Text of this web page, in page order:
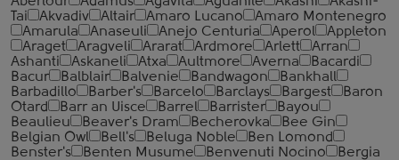
Tai
Akvadiv Altair Amaro Lucano
Amaro Montenegro
Amarula
Anaseuli Anejo Centuria Aperol
Appleton
Araget
Aragveli Ararat Ardmore Arlett
Arran
Ashanti
Askaneli Atxa Aultmore Averna
Bacardi
Bacur
Balblair Balvenie Bandwagon
Bankhall
Barbadillo
Barber's Barcelo Barclays Bargest
Baron
Otard
Barr an Uisce Barrel Barrister
Bayou
Beaulieu
Beaver's Dram Becherovka
Bee Gin
Belgian Owl
Bell's Beluga Noble
Ben Lomond
Benster's
Benten Musume Benvenuti Nocino
Bergia